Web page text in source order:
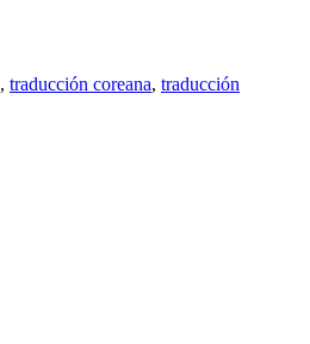
, traducción coreana, traducción